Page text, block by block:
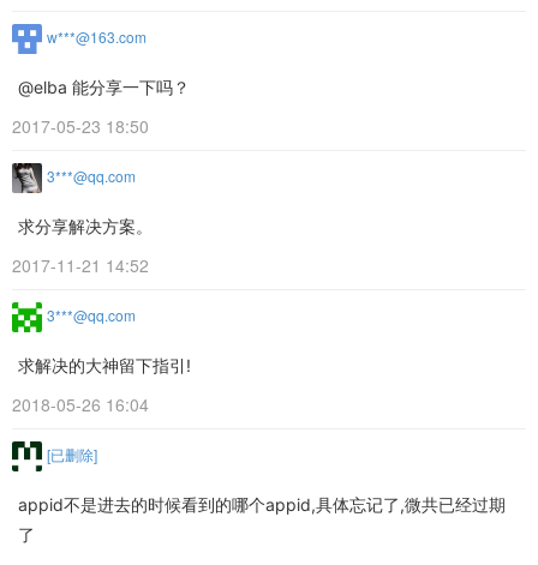
w***@163.com
@elba 能分享一下吗？
2017-05-23 18:50
3***@qq.com
求分享解决方案。
2017-11-21 14:52
3***@qq.com
求解决的大神留下指引!
2018-05-26 16:04
[已删除]
appid不是进去的时候看到的哪个appid,具体忘记了,微共已经过期
了